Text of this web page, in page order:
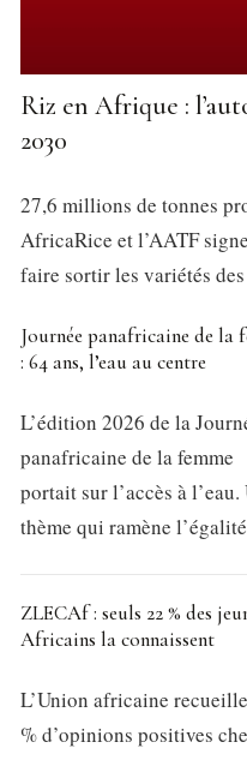
Riz en Afrique :
2030
27,6 millions de tonnes
AfricaRice et l’AATF
faire sortir les variétés
Journée panafricaine de la
: 64 ans, l’eau au centre
L’édition 2026 de la
panafricaine de la femme
portait sur l’accès à l’eau.
thème qui ramène
ZLECAf : seuls 22 % des
Africains la connaissent
L’Union africaine
% d’opinions positives